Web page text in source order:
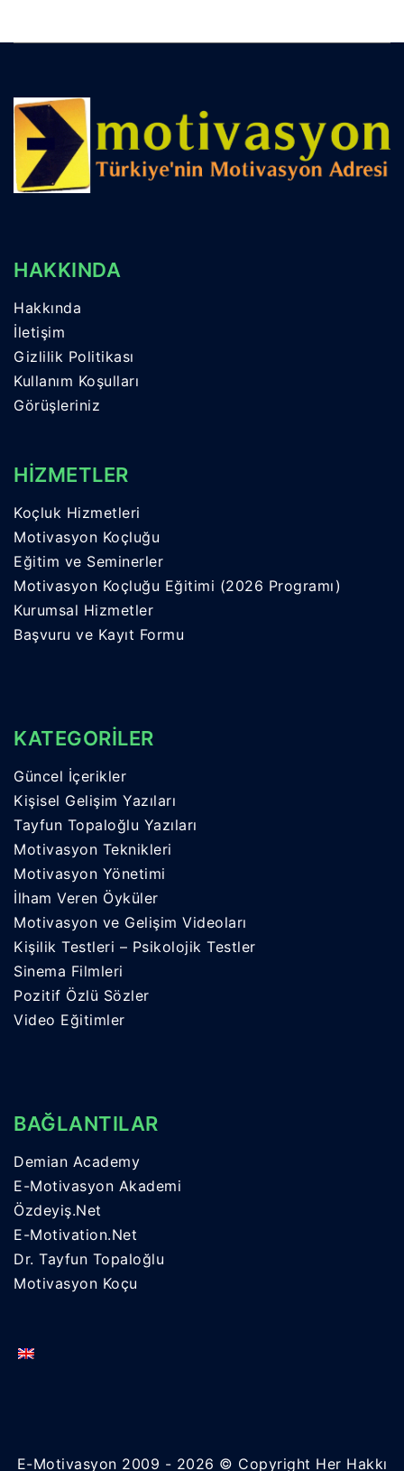
HAKKINDA
Hakkında
İletişim
Gizlilik Politikası
Kullanım Koşulları
Görüşleriniz
HİZMETLER
Koçluk Hizmetleri
Motivasyon Koçluğu
Eğitim ve Seminerler
Motivasyon Koçluğu Eğitimi (2026 Programı)
Kurumsal Hizmetler
Başvuru ve Kayıt Formu
KATEGORİLER
Güncel İçerikler
Kişisel Gelişim Yazıları
Tayfun Topaloğlu Yazıları
Motivasyon Teknikleri
Motivasyon Yönetimi
İlham Veren Öyküler
Motivasyon ve Gelişim Videoları
Kişilik Testleri – Psikolojik Testler
Sinema Filmleri
Pozitif Özlü Sözler
Video Eğitimler
BAĞLANTILAR
Demian Academy
E-Motivasyon Akademi
Özdeyiş.Net
E-Motivation.Net
Dr. Tayfun Topaloğlu
Motivasyon Koçu
E-Motivasyon 2009 - 2026 © Copyright Her Hakkı